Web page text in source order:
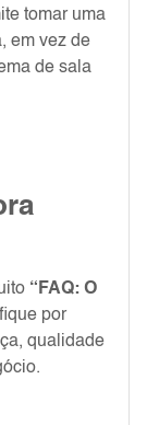
tomar uma
em vez de
de sala
“FAQ: O
por
qualidade